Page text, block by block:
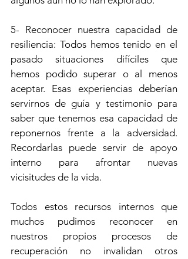
5- Reconocer nuestra capacidad de
resiliencia: Todos hemos tenido en el
pasado situaciones difíciles que
hemos podido superar o al menos
aceptar. Esas experiencias deberían
servirnos de guía y testimonio para
saber que tenemos esa capacidad de
reponernos frente a la adversidad.
Recordarlas puede servir de apoyo
interno para afrontar nuevas
vicisitudes de la vida.
Todos estos recursos internos que
muchos pudimos reconocer en
nuestros propios procesos de
recuperación no invalidan otros